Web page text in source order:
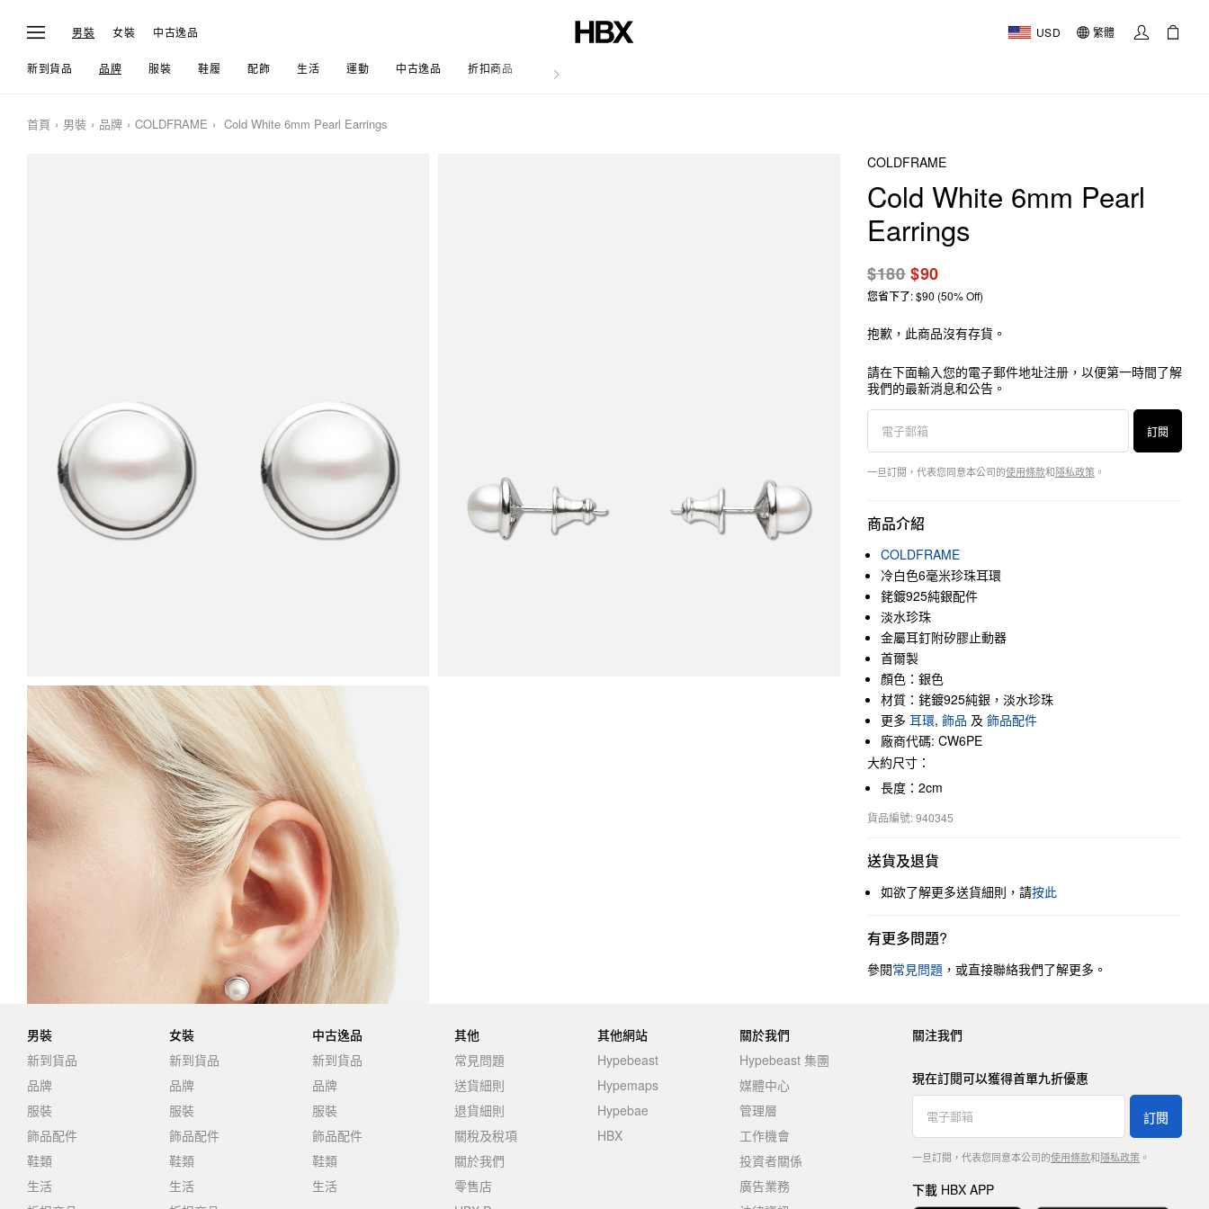
男裝 女裝 中古逸品 USD 繁體
新到貨品 品牌 服裝 鞋履 配飾 生活 運動 中古逸品 折扣商品 文章
首頁 男裝 品牌 COLDFRAME Cold White 6mm Pearl Earrings
COLDFRAME
Cold White 6mm Pearl
Earrings
$180$90
您省下了: $90 (50% Off)
抱歉，此商品沒有存貨。
請在下面輸入您的電子郵件地址注册，以便第一時間了解
我們的最新消息和公告。
訂閱
一旦訂閱，代表您同意本公司的使用條款和隱私政策 。
商品介紹
COLDFRAME
冷白色6毫米珍珠耳環
銠鍍925純銀配件
淡水珍珠
金屬耳釘附矽膠止動器
首爾製
顏色：銀色
材質：銠鍍925純銀，淡水珍珠
更多 耳環, 飾品 及 飾品配件
廠商代碼: CW6PE
大約尺寸：
長度：2cm
貨品編號: 940345
送貨及退貨
如欲了解更多送貨細則，請按此
有更多問題?
參閱常見問題 ，或直接聯絡我們了解更多。
男裝
新到貨品
品牌
服裝
飾品配件
鞋類
生活
女裝
新到貨品
品牌
服裝
飾品配件
鞋類
生活
中古逸品
新到貨品
品牌
服裝
飾品配件
鞋類
生活
其他
常見問題
送貨細則
退貨細則
關稅及稅項
關於我們
零售店
其他網站
Hypebeast
Hypemaps
Hypebae
HBX
關於我們
Hypebeast 集團
媒體中心
管理層
工作機會
投資者關係
廣告業務
關注我們
現在訂閱可以獲得首單九折優惠
訂閱
一旦訂閱，代表您同意本公司的使用條款和隱私政策。
下載 HBX APP